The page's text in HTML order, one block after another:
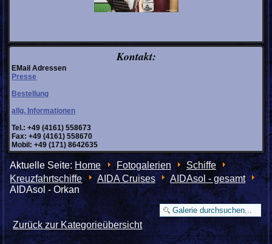
Kontakt:
EMail Adressen
Presse
Bestellung
allg. Informationen
Tel.: +49 (4161) 558673
Fax: +49 (4161) 558670
Mobil: +49 (171) 8642635
Aktuelle Seite:Home Fotogalerien
Schiffe
Kreuzfahrtschiffe
AIDA Cruises
AIDAsol - gesamt
AIDAsol - Orkan
Zurück zur Kategorieübersicht